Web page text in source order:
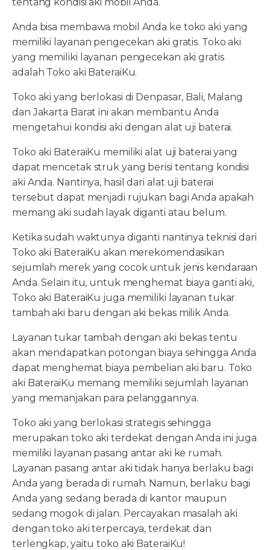
Anda bisa membawa mobil Anda ke toko aki yang
memiliki layanan pengecekan aki gratis. Toko aki
yang memiliki layanan pengecekan aki gratis
adalah Toko aki BateraiKu.
Toko aki yang berlokasi di Denpasar, Bali, Malang
dan Jakarta Barat ini akan membantu Anda
mengetahui kondisi aki dengan alat uji baterai.
Toko aki BateraiKu memiliki alat uji baterai yang
dapat mencetak struk yang berisi tentang kondisi
aki Anda. Nantinya, hasil dari alat uji baterai
tersebut dapat menjadi rujukan bagi Anda apakah
memang aki sudah layak diganti atau belum.
Ketika sudah waktunya diganti nantinya teknisi dari
Toko aki BateraiKu akan merekomendasikan
sejumlah merek yang cocok untuk jenis kendaraan
Anda. Selain itu, untuk menghemat biaya ganti aki,
Toko aki BateraiKu juga memiliki layanan tukar
tambah aki baru dengan aki bekas milik Anda.
Layanan tukar tambah dengan aki bekas tentu
akan mendapatkan potongan biaya sehingga Anda
dapat menghemat biaya pembelian aki baru. Toko
aki BateraiKu memang memiliki sejumlah layanan
yang memanjakan para pelanggannya.
Toko aki yang berlokasi strategis sehingga
merupakan toko aki terdekat dengan Anda ini juga
memiliki layanan pasang antar aki ke rumah.
Layanan pasang antar aki tidak hanya berlaku bagi
Anda yang berada di rumah. Namun, berlaku bagi
Anda yang sedang berada di kantor maupun
sedang mogok di jalan. Percayakan masalah aki
dengan toko aki terpercaya, terdekat dan
terlengkap, yaitu toko aki BateraiKu!